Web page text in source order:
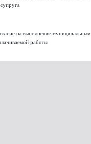
на выполнение муниципальным
работы